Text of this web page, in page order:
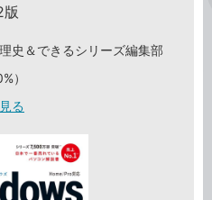
史＆できるシリーズ編集部
）
る